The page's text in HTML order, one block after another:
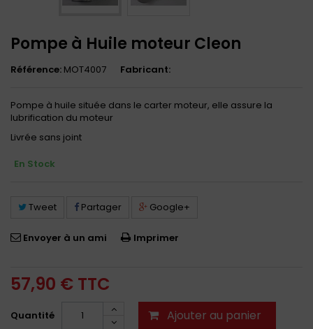
Pompe à Huile moteur Cleon
Référence: MOT4007 Fabricant:
Pompe à huile située dans le carter moteur, elle assure la
lubrification du moteur
Livrée sans joint
En Stock
Tweet Partager Google+
Envoyer à un ami Imprimer
57,90 € TTC
Quantité Ajouter au panier